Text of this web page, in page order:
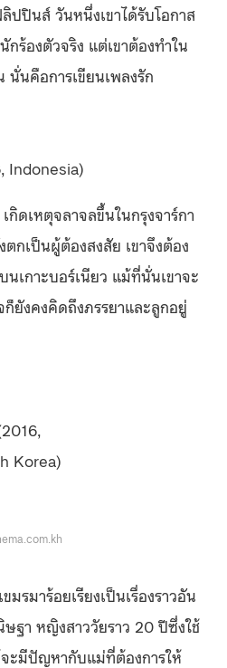
ปปินส์ วันหนึ่งเขาได้รับโอกาส
กร้องตัวจริง แต่เขาต้องทำใน
นั่นคือการเขียนเพลงรัก
Indonesia)
ดเหตุจลาจลขึ้นในกรุงจาร์กา
กเป็นผู้ต้องสงสัย เขาจึงต้อง
เกาะบอร์เนียว แม้ที่นั่นเขาจะ
ยังคงคิดถึงภรรยาและลูกอยู่
Korea)
รมาร้อยเรียงเป็นเรื่องราวอัน
ษฐา หญิงสาววัยราว 20 ปีซึ่งใช้
ะมีปัญหากับแม่ที่ต้องการให้